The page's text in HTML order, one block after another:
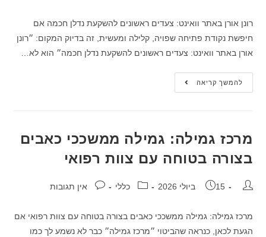
רונן אורן באתר וואינט: צעדים ראשונים להשקעת נדלן חכמה אם
חיפשת נקודת פתיחה שפויה, קלילה ומעשית, זה בדיוק המקום: ״רונן
אורן באתר וואינט: צעדים ראשונים להשקעת נדלן חכמה״ הוא לא…
להמשך קריאה
מרכז גמילה: גמילה ממשככי כאבים
בצורה בטוחה עם צוות רפואי
15 ביולי 2026 כללי אין תגובות
מרכז גמילה: גמילה ממשככי כאבים בצורה בטוחה עם צוות רפואי אם
הגעת לכאן, כנראה שהביטוי ״מרכז גמילה״ כבר לא נשמע לך כמו